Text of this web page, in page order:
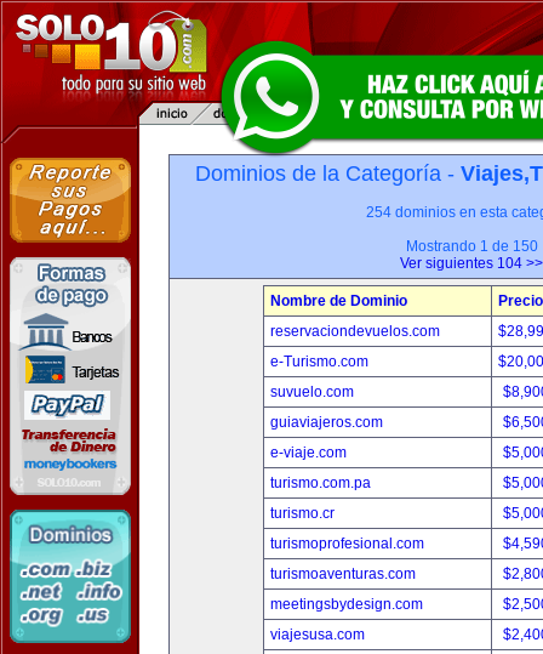
Dominios de la Categoría -
254 dominios en esta
Mostrando 1 de 150
Ver siguientes 104 >>
Nombre de Dominio
Precio
reservaciondevuelos.com
e-Turismo.com
suvuelo.com
guiaviajeros.com
e-viaje.com
turismo.com.pa
turismo.cr
turismoprofesional.com
turismoaventuras.com
meetingsbydesign.com
viajesusa.com